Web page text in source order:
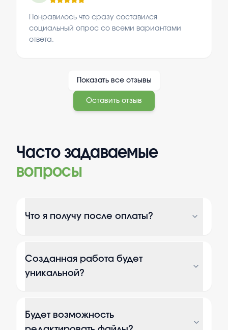
Понравилось что сразу составился
социальный опрос со всеми вариантами
ответа.
Показать все отзывы
Оставить отзыв
Часто задаваемые
вопросы
Что я получу после оплаты?
Созданная работа будет
уникальной?
Будет возможность